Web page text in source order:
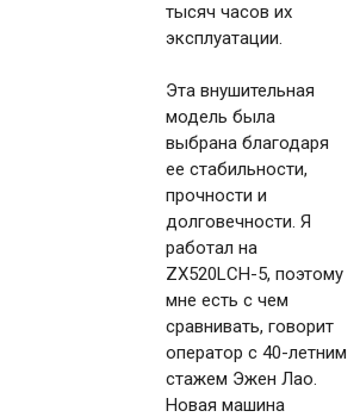
тысяч часов их
эксплуатации.
Эта внушительная
модель была
выбрана благодаря
ее стабильности,
прочности и
долговечности. Я
работал на
ZX520LCH-5, поэтому
мне есть с чем
сравнивать, говорит
оператор с 40-летним
стажем Эжен Лао.
Новая машина